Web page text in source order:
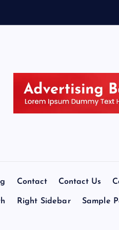
Contact Contact Us
Right Sidebar Sample